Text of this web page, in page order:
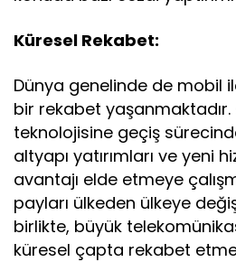
Küresel Rekabet:
Dünya genelinde de mobil
bir rekabet yaşanmaktadır.
teknolojisine geçiş
altyapı yatırımları ve yeni
avantajı elde etmeye
payları ülkeden ülkeye
birlikte, büyük
küresel çapta rekabet